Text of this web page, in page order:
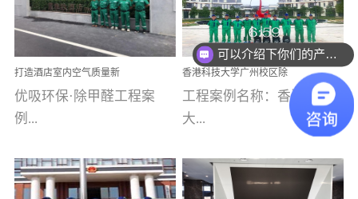
产产品都经过严格的质检
程序；生产车间为优吸总
部和全国分支机构生产光
触媒、净醛王、祛味剂等
优吸系列产品，保质保量
完成生产任务，确保全国
求。资质优势团队优势分
支优势优吸环保是一棵正
内空气治理项目深圳安居
乐寓 深圳市安居乐寓
为深圳安居集团旗下城...
小学(珠江湾校区)项目地
址：广州市南沙区海滨路
南沙珠江湾江门市蓬江区
禾...
打造酒店室内空气质量新
标杆——优吸环保·标杆之
作：东莞美豪雅致酒店室
内空气治理工程纪实
优吸环保·除甲醛工程案
例...
【东莞美豪雅致酒店】室
香港科技大学广州校区除
甲醛项目圆满完成
工程案例名称：香港科技
大...
学广州校区室内空气治
可以介绍下你们的产品么